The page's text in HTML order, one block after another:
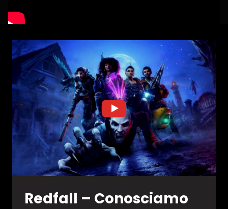
Redfall – Conosciamo